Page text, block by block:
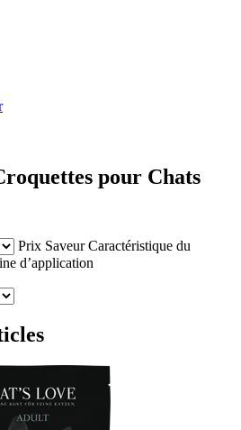
pour Chats
Prix SaveurCaractéristique du
d’application